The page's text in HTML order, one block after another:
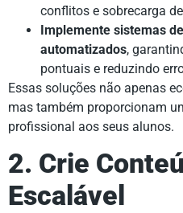
conflitos e sobrecarga
Implemente sistemas
automatizados,
pontuais e reduzindo
Essas soluções não apenas
mas também proporcionam
profissional aos seus alunos.
2. Crie
Escalável